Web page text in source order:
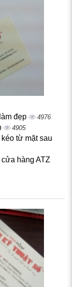
đẹp 4976
4905
từ mặt sau
hàng ATZ